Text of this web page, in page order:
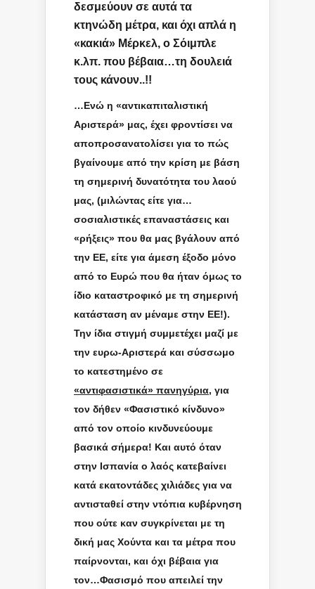
δεσμεύουν σε αυτά τα
κτηνώδη μέτρα, και όχι απλά η
«κακιά» Μέρκελ, ο Σόιμπλε
κ.λπ. που βέβαια…τη δουλειά
τους κάνουν..!!
…Ενώ η «αντικαπιταλιστική
Αριστερά» μας, έχει φροντίσει να
αποπροσανατολίσει για το πώς
βγαίνουμε από την κρίση με βάση
τη σημερινή δυνατότητα του λαού
μας, (μιλώντας είτε για…
σοσιαλιστικές επαναστάσεις και
«ρήξεις» που θα μας βγάλουν από
την ΕΕ, είτε για άμεση έξοδο μόνο
από το Ευρώ που θα ήταν όμως το
ίδιο καταστροφικό με τη σημερινή
κατάσταση αν μέναμε στην ΕΕ!).
Την ίδια στιγμή συμμετέχει μαζί με
την ευρω-Αριστερά και σύσσωμο
το κατεστημένο σε
«αντιφασιστικά» πανηγύρια, για
τον δήθεν «Φασιστικό κίνδυνο»
από τον οποίο κινδυνεύουμε
βασικά σήμερα! Και αυτό όταν
στην Ισπανία ο λαός κατεβαίνει
κατά εκατοντάδες χιλιάδες για να
αντισταθεί στην ντόπια κυβέρνηση
που ούτε καν συγκρίνεται με τη
δική μας Χούντα και τα μέτρα που
παίρνονται, και όχι βέβαια για
τον…Φασισμό που απειλεί την